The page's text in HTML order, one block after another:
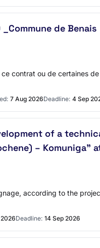
de Benais
contrat ou de certaines
7 Aug 2026Deadline: 4 Sep
of a
– Komuniga"
according to the
Deadline: 14 Sep 2026